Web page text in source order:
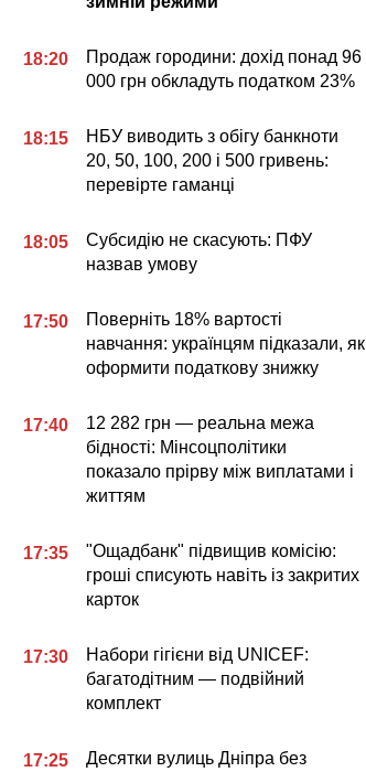
18:20
Продаж городини: дохід понад 96
000 грн обкладуть податком 23%
18:15
НБУ виводить з обігу банкноти
20, 50, 100, 200 і 500 гривень:
перевірте гаманці
18:05
Субсидію не скасують: ПФУ
назвав умову
17:50
Поверніть 18% вартості
навчання: українцям підказали, як
оформити податкову знижку
17:40
12 282 грн — реальна межа
бідності: Мінсоцполітики
показало прірву між виплатами і
життям
17:35
"Ощадбанк" підвищив комісію:
гроші списують навіть із закритих
карток
17:30
Набори гігієни від UNICEF:
багатодітним — подвійний
комплект
17:25
Десятки вулиць Дніпра без